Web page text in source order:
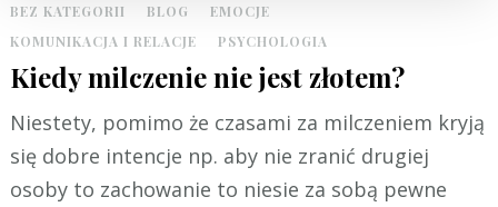
BEZ KATEGORII BLOG
EMOCJE
KOMUNIKACJA I RELACJE
PSYCHOLOGIA
Kiedy milczenie nie jest złotem?
Niestety, pomimo że czasami za milczeniem kryją
się dobre intencje np. aby nie zranić drugiej
osoby to zachowanie to niesie za sobą pewne